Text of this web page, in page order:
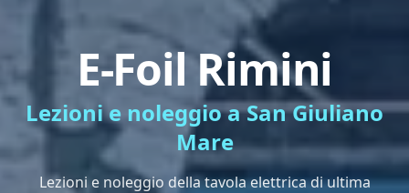
E-Foil Rimini
Lezioni e noleggio a San Giuliano
Mare
Lezioni e noleggio della tavola elettrica di ultima